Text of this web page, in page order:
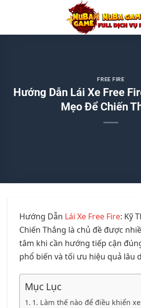
nội
FREE FIRE
Hướng Dẫn Lái Xe Free
Mẹo Để Chiến
Hướng Dẫn Lái Xe Free Fire: Kỹ
Chiến Thắng là chủ đề được
tâm khi cần hướng tiếp cận
phổ biến và tối ưu hiệu quả lâu
Mục Lục
1. Làm thế nào để điều khiển